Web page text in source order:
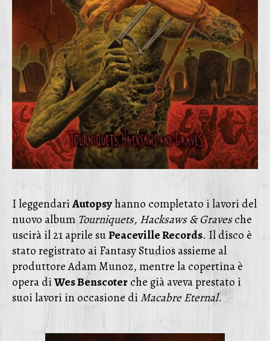
I leggendariAutopsyhanno completato i lavori del
nuovo albumTourniquets, Hacksaws & Gravesche
uscirà il 21 aprile suPeaceville Records. Il disco è
stato registrato ai Fantasy Studios assieme al
produttore Adam Munoz, mentre la copertina è
opera diWes Benscoterche già aveva prestato i
suoi lavori in occasione di Macabre Eternal.